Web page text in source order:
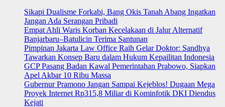
Sikapi Dualisme Forkabi, Bang Okis Tanah Abang Ingatkan
Jangan Ada Serangan Pribadi
Empat Ahli Waris Korban Kecelakaan di Jalur Alternatif
Banjarbaru–Batulicin Terima Santunan
Pimpinan Jakarta Law Office Raih Gelar Doktor: Sandhya
Tawarkan Konsep Baru dalam Hukum Kepailitan Indonesia
‎GCP Pasang Badan Kawal Pemerintahan Prabowo, Siapkan
Apel Akbar 10 Ribu Massa
Gubernur Pramono Jangan Sampai Kejeblos! Dugaan Mega
Proyek Internet Rp315,8 Miliar di Kominfotik DKI Diendus
Kejati